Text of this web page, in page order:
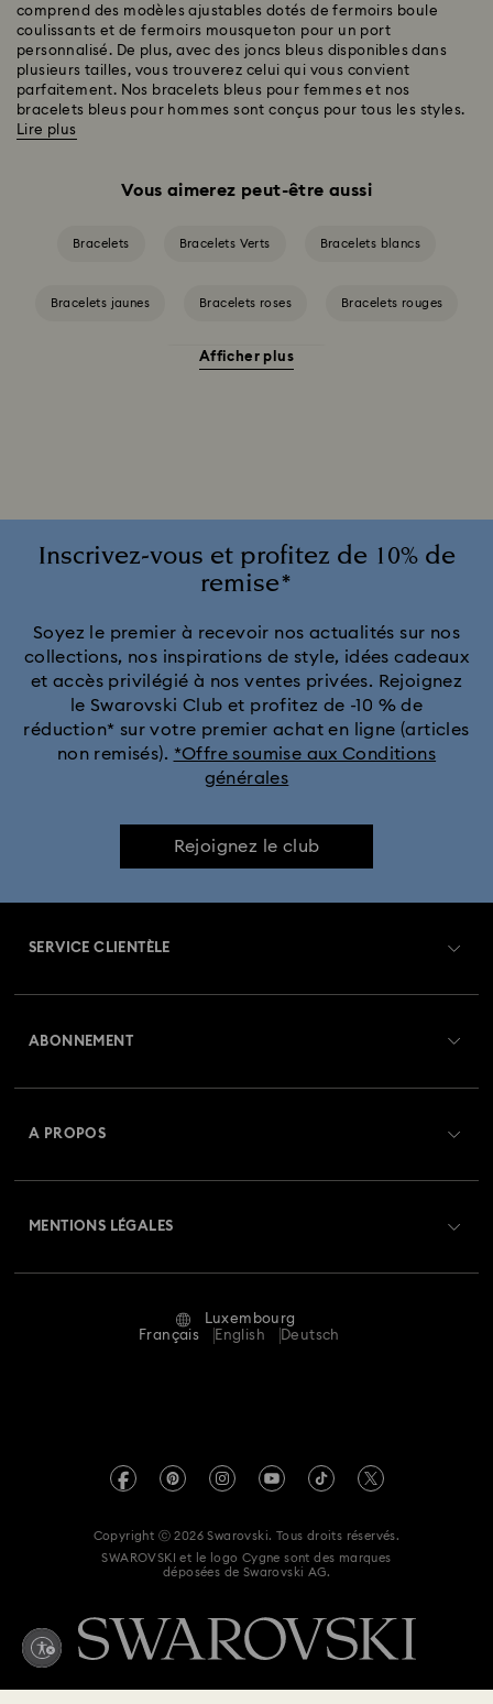
comprend des modèles ajustables dotés de fermoirs boule
coulissants et de fermoirs mousqueton pour un port
personnalisé. De plus, avec des joncs bleus disponibles dans
plusieurs tailles, vous trouverez celui qui vous convient
parfaitement. Nos bracelets bleus pour femmes et nos
bracelets bleus pour hommes sont conçus pour tous les styles.
Lire plus
Vous aimerez peut-être aussi
Bracelets Bracelets Verts Bracelets blancs
Bracelets jaunes Bracelets roses Bracelets rouges
Bracelet perles de cristal
Afficher plus
Inscrivez-vous et profitez de 10% de
remise*
Soyez le premier à recevoir nos actualités sur nos
collections, nos inspirations de style, idées cadeaux
et accès privilégié à nos ventes privées. Rejoignez
le Swarovski Club et profitez de -10 % de
réduction* sur votre premier achat en ligne (articles
non remisés). *Offre soumise aux Conditions
générales
Rejoignez le club
SERVICE CLIENTÈLE
Retours et échanges
Statut de réparation
Contactez-Nous
Réservez un rendez-vous
ABONNEMENT
A PROPOS
Code of Conduct & Policies
MENTIONS LÉGALES
Conditions Générales
Informations sur REACH
Déclaration d'accessibilité
données
Luxembourg
Français
English Deutsch
Copyright ⓒ 2026 Swarovski. Tous droits réservés.
SWAROVSKI et le logo Cygne sont des marques
déposées de Swarovski AG.